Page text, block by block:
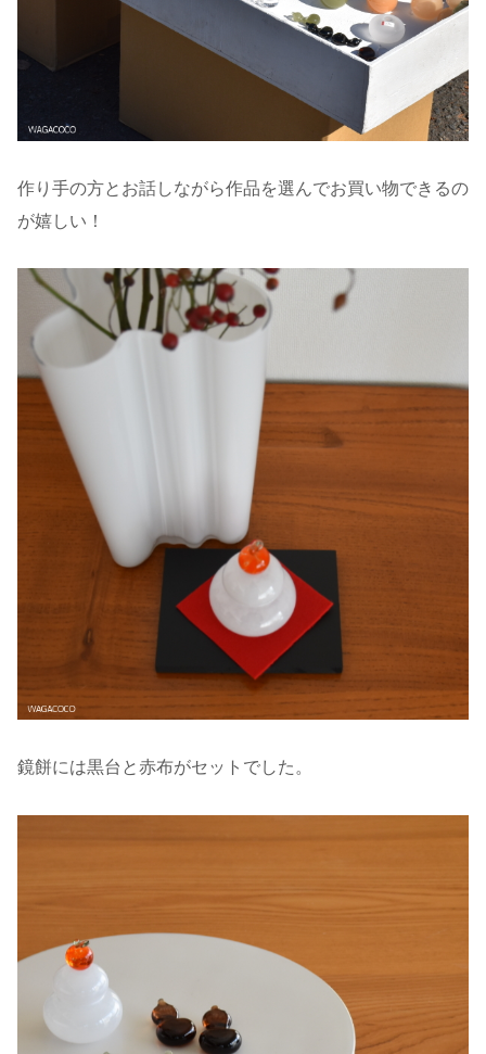
作り手の方とお話しながら作品を選んでお買い物できるの
が嬉しい！
鏡餅には黒台と赤布がセットでした。